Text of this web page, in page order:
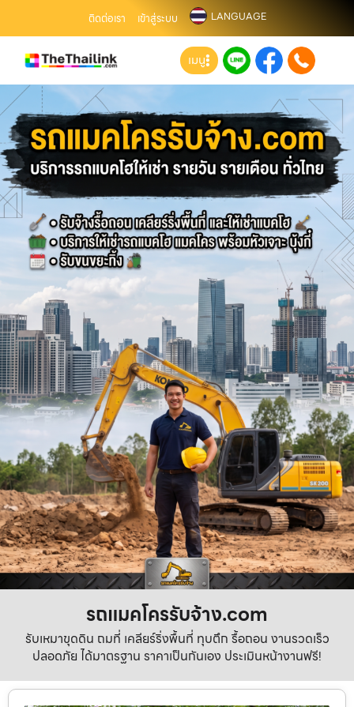
ติดต่อเรา เข้าสู่ระบบ LANGUAGE
เมนู
รถแมคโครรับจ้าง.com
รับเหมาขุดดิน ถมที่ เคลียร์ริ่งพื้นที่ ทุบตึก รื้อถอน งานรวดเร็ว
ปลอดภัย ได้มาตรฐาน ราคาเป็นกันเอง ประเมินหน้างานฟรี!